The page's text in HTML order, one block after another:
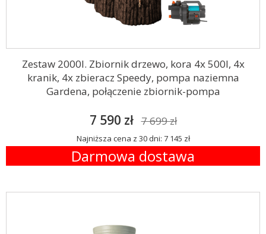
Zestaw 2000l. Zbiornik drzewo, kora 4x 500l, 4x
kranik, 4x zbieracz Speedy, pompa naziemna
Gardena, połączenie zbiornik-pompa
7 590 zł 7 699 zł
Najniższa cena z 30 dni: 7 145 zł
Darmowa dostawa